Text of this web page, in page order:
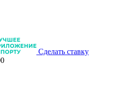
Сделать ставку